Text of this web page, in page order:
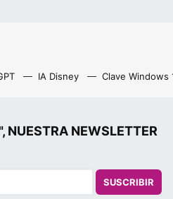
IA Disney Clave Windows
NEWSLETTER
SUSCRIBIR